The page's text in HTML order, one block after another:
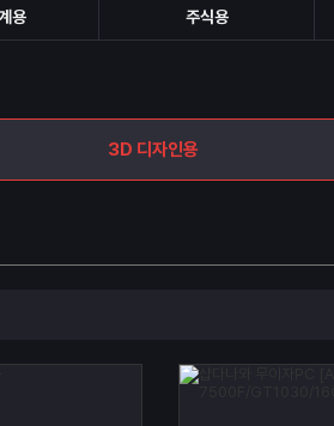
용 주식용
3D 디자인용